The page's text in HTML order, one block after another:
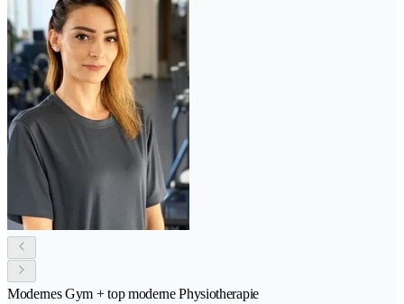
Modernes Gym + top moderne Physiotherapie